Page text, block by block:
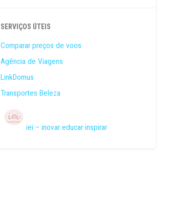
SERVIÇOS ÚTEIS
Comparar preços de voos
Agência de Viagens
LinkDomus
Transportes Beleza
iei – inovar educar inspirar